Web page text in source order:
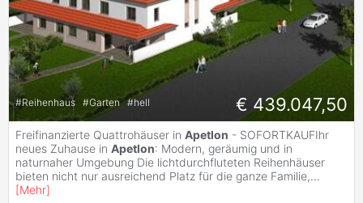
#Reihenhaus #Garten #hell € 439.047,50
Freifinanzierte Quattrohäuser in Apetlon - SOFORTKAUFIhr
neues Zuhause in Apetlon: Modern, geräumig und in
naturnaher Umgebung Die lichtdurchfluteten Reihenhäuser
bieten nicht nur ausreichend Platz für die ganze Familie,...
[Mehr]